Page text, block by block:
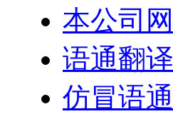
本公司
语通翻
仿冒语